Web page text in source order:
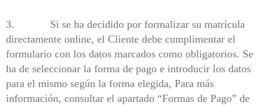
3. Si se ha decidido por formalizar su matrícula
directamente online, el Cliente debe cumplimentar el
formulario con los datos marcados como obligatorios. Se
ha de seleccionar la forma de pago e introducir los datos
para el mismo según la forma elegida, Para más
información, consultar el apartado “Formas de Pago” de